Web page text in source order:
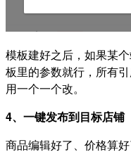
模板建好之后，如果某
板里的参数就行，所有
用一个一个改。
4、一键发布到目标店铺
商品编辑好了、价格算